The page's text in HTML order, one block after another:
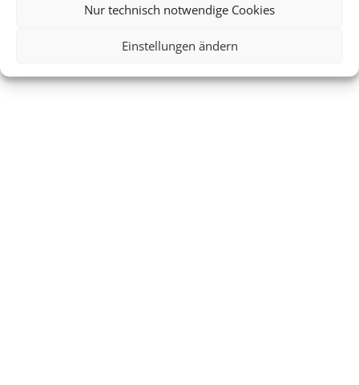
Nur technisch notwendige Cookies
Einstellungen ändern